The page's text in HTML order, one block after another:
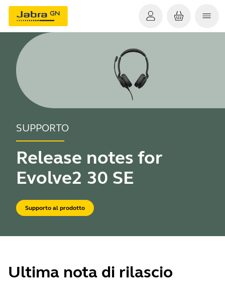
SUPPORTO
Release notes for
Evolve2 30 SE
Supporto al prodotto
Ultima nota di rilascio